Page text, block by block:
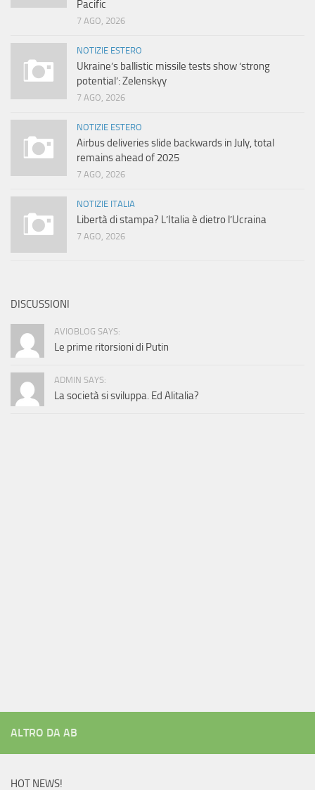
Pacific
7 AGO, 2026
NOTIZIE ESTERO
Ukraine’s ballistic missile tests show ‘strong
potential’: Zelenskyy
7 AGO, 2026
NOTIZIE ESTERO
Airbus deliveries slide backwards in July, total
remains ahead of 2025
7 AGO, 2026
NOTIZIE ITALIA
Libertà di stampa? L’Italia è dietro l’Ucraina
7 AGO, 2026
DISCUSSIONI
AVIOBLOG SAYS:
Le prime ritorsioni di Putin
ADMIN SAYS:
La società si sviluppa. Ed Alitalia?
ALTRO DA AB
HOT NEWS!